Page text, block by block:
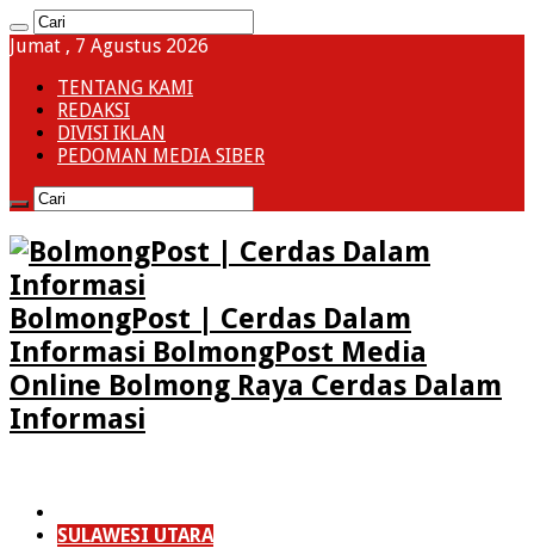
Jumat , 7 Agustus 2026
TENTANG KAMI
REDAKSI
DIVISI IKLAN
PEDOMAN MEDIA SIBER
BolmongPost | Cerdas Dalam
Informasi BolmongPost Media
Online Bolmong Raya Cerdas Dalam
Informasi
SULAWESI UTARA